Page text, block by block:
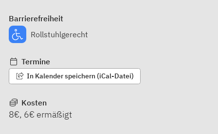
Barrierefreiheit
Rollstuhlgerecht
Termine
In Kalender speichern (iCal-Datei)
Kosten
8€, 6€ ermäßigt